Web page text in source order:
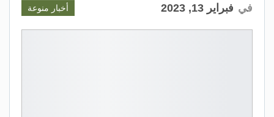
أخبار منوعة في فبراير 13, 2023